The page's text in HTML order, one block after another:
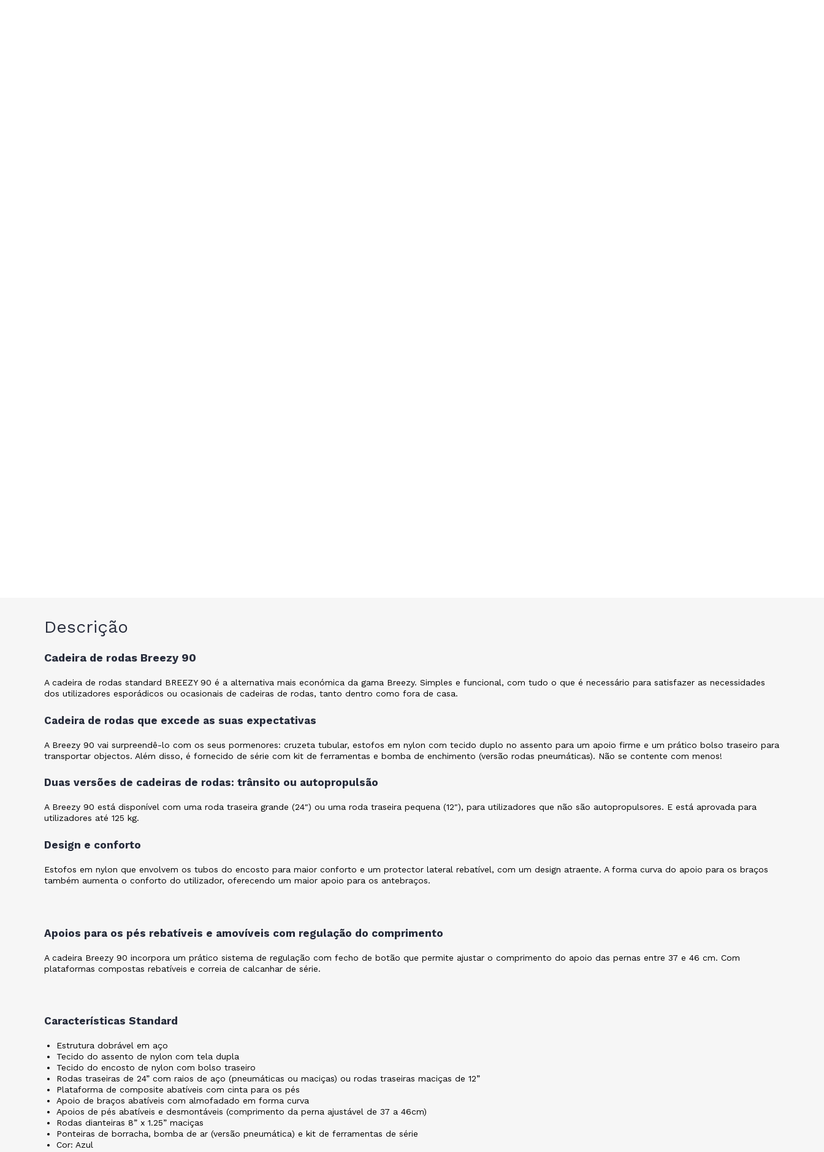
Descrição
Cadeira de rodas Breezy 90
A cadeira de rodas standard BREEZY 90 é a alternativa mais económica da gama Breezy. Simples e funcional, com tudo o que é necessário para satisfazer as necessidades
dos utilizadores esporádicos ou ocasionais de cadeiras de rodas, tanto dentro como fora de casa.
Cadeira de rodas que excede as suas expectativas
A Breezy 90 vai surpreendê-lo com os seus pormenores: cruzeta tubular, estofos em nylon com tecido duplo no assento para um apoio firme e um prático bolso traseiro para
transportar objectos. Além disso, é fornecido de série com kit de ferramentas e bomba de enchimento (versão rodas pneumáticas). Não se contente com menos!
Duas versões de cadeiras de rodas: trânsito ou autopropulsão
A Breezy 90 está disponível com uma roda traseira grande (24″) ou uma roda traseira pequena (12″), para utilizadores que não são autopropulsores. E está aprovada para
utilizadores até 125 kg.
Design e conforto
Estofos em nylon que envolvem os tubos do encosto para maior conforto e um protector lateral rebatível, com um design atraente. A forma curva do apoio para os braços
também aumenta o conforto do utilizador, oferecendo um maior apoio para os antebraços.
Apoios para os pés rebatíveis e amovíveis com regulação do comprimento
A cadeira Breezy 90 incorpora um prático sistema de regulação com fecho de botão que permite ajustar o comprimento do apoio das pernas entre 37 e 46 cm. Com
plataformas compostas rebatíveis e correia de calcanhar de série.
Características Standard
Estrutura dobrável em aço
Tecido do assento de nylon com tela dupla
Tecido do encosto de nylon com bolso traseiro
Rodas traseiras de 24” com raios de aço (pneumáticas ou maciças) ou rodas traseiras maciças de 12”
Plataforma de composite abatíveis com cinta para os pés
Apoio de braços abatíveis com almofadado em forma curva
Apoios de pés abatíveis e desmontáveis (comprimento da perna ajustável de 37 a 46cm)
Rodas dianteiras 8” x 1.25” maciças
Ponteiras de borracha, bomba de ar (versão pneumática) e kit de ferramentas de série
Cor: Azul